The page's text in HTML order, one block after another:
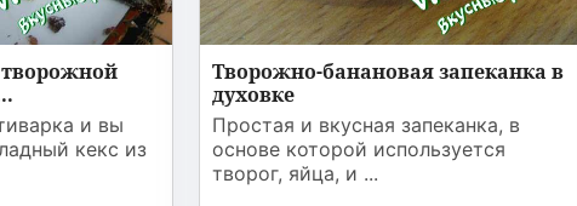
и вы
кекс из
Творожно-банановая запеканка в
духовке
Простая и вкусная запеканка, в
основе которой используется
творог, яйца, и ...